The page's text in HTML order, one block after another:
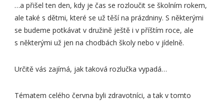
…a přišel ten den, kdy je čas se rozloučit se školním rokem,
ale také s dětmi, které se už těší na prázdniny. S některými
se budeme potkávat v družině ještě i v příštím roce, ale
s některými už jen na chodbách školy nebo v jídelně.
Určitě vás zajímá, jak taková rozlučka vypadá…
Tématem celého června byli zdravotníci, a tak v tomto